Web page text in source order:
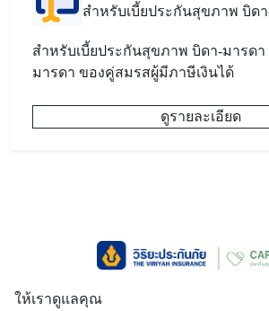
สำหรับเบี้ยประกันสุขภาพ บิด
สำหรับเบี้ยประกันสุขภาพ บิดา-มารดา
มารดา ของคู่สมรสผู้มีภาษีเงินได้
ดูรายละเอียด
ให้เราดูแลคุณ